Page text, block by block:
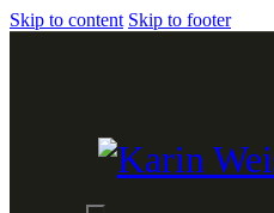
Skip to content Skip to footer